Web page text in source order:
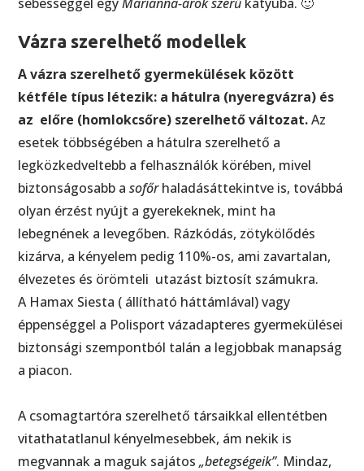
Vázra szerelhető modellek
A vázra szerelhető gyermekülések között
kétféle típus létezik: a hátulra (nyeregvázra) és
az előre (homlokcsőre) szerelhető változat.Az
esetek többségében a hátulra szerelhető a
legközkedveltebb a felhasználók körében, mivel
biztonságosabb asofőrhaladásáttekintve is, továbbá
olyan érzést nyújt a gyerekeknek, mint ha
lebegnének a levegőben. Rázkódás, zötykölődés
kizárva, a kényelem pedig 110%-os, ami zavartalan,
élvezetes és örömteli utazást biztosít számukra.
A Hamax Siesta ( állítható háttámlával) vagy
éppenséggel a Polisport vázadapteres gyermekülései
biztonsági szempontból talán a legjobbak manapság
a piacon.
A csomagtartóra szerelhető társaikkal ellentétben
vitathatatlanul kényelmesebbek, ám nekik is
megvannak a maguk sajátos„betegségeik”. Mindaz,